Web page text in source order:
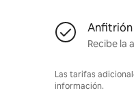
Recibe la
Las tarifas
información.